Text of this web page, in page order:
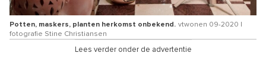
Potten, maskers, planten herkomst onbekend. vtwonen 09-2020 |
fotografie Stine Christiansen
Lees verder onder de advertentie